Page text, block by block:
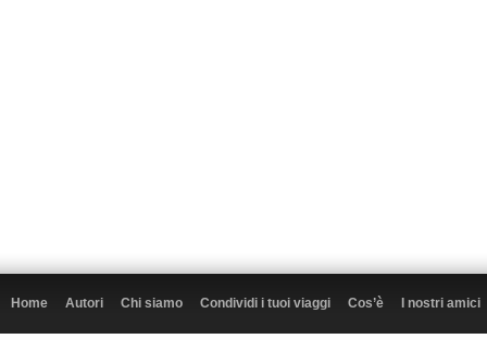
Home Autori Chi siamo Condividi i tuoi viaggi Cos’è I nostri amici